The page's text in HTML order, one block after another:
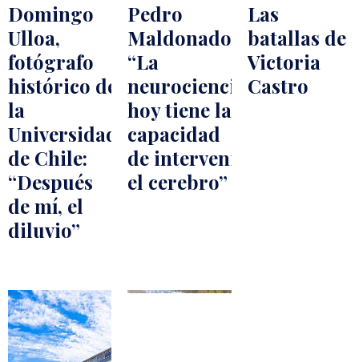
Domingo
Ulloa,
fotógrafo
histórico de
la
Universidad
de Chile:
“Después
de mí, el
diluvio”
Pedro
Maldonado:
“La
neurociencia
hoy tiene la
capacidad
de intervenir
el cerebro”
Las
batallas de
Victoria
Castro